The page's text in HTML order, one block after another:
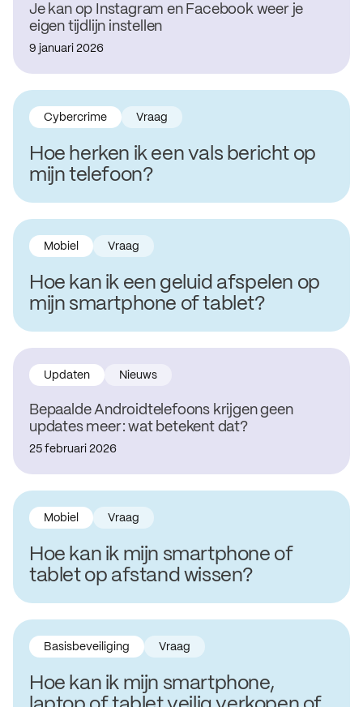
Je kan op Instagram en Facebook weer je
eigen tijdlijn instellen
9 januari 2026
Hoe herken ik een vals bericht op
mijn telefoon?
Cybercrime Vraag
Hoe kan ik een geluid afspelen op
mijn smartphone of tablet?
Mobiel Vraag
Bepaalde Androidtelefoons krijgen geen
updates meer: wat betekent dat?
Updaten Nieuws
25 februari 2026
Hoe kan ik mijn smartphone of
tablet op afstand wissen?
Mobiel Vraag
Hoe kan ik mijn smartphone,
Basisbeveiliging Vraag